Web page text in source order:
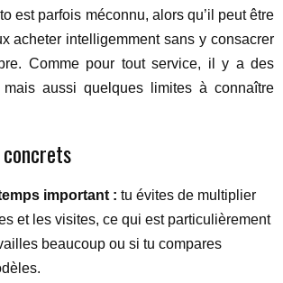
est parfois méconnu, alors qu’il peut être
acheter intelligemment sans y consacrer
Comme pour tout service, il y a des
mais aussi quelques limites à connaître
important : tu évites de multiplier
et les visites, ce qui est particulièrement
beaucoup ou si tu compares